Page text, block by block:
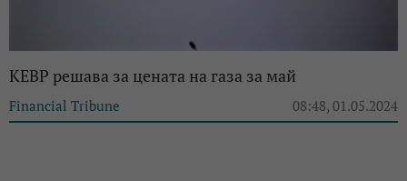
КЕВР решава за цената на газа за май
Financial Tribune 08:48, 01.05.2024